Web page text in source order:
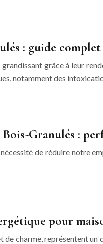
: guide
grandissant grâce à leur
notamment des
Granulés :
nécessité de réduire notre
pour
de charme, représentent